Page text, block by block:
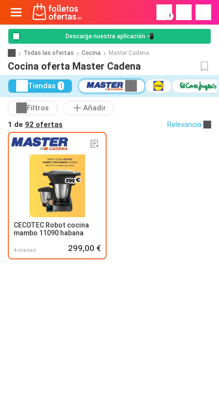
!
Descarga nuestra aplicación 📲
Todas las ofertas Cocina Master Cadena
Cocina oferta Master Cadena
Tiendas 1
Filtros
Añadir
1 de 92 ofertas Relevancia
CECOTEC Robot cocina
mambo 11090 habana
4 meses 299,00 €